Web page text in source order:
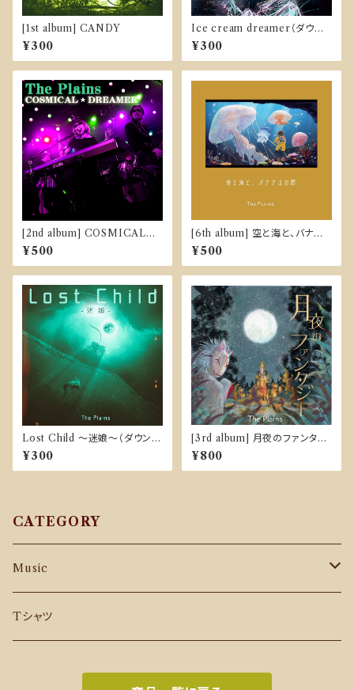
[1st album] CANDY
¥300
Ice cream dreamer（ダウン
ロード販売）
¥300
[2nd album] COSMICAL☆
DREAMER
¥500
[6th album] 空と海と、バナナ
は合間
¥500
Lost Child ～迷娘～（ダウンロ
ード販売）
¥300
[3rd album] 月夜のファンタジ
ー
¥800
CATEGORY
Music
CD
Tシャツ